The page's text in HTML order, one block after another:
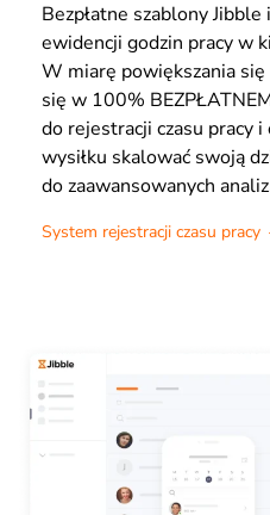
Bezpłatne szablony
ewidencji godzin pracy w
W miarę powiększania
się w 100%
do rejestracji czasu pracy i
wysiłku skalować swoją
do zaawansowanych
System rejestracji czasu pracy